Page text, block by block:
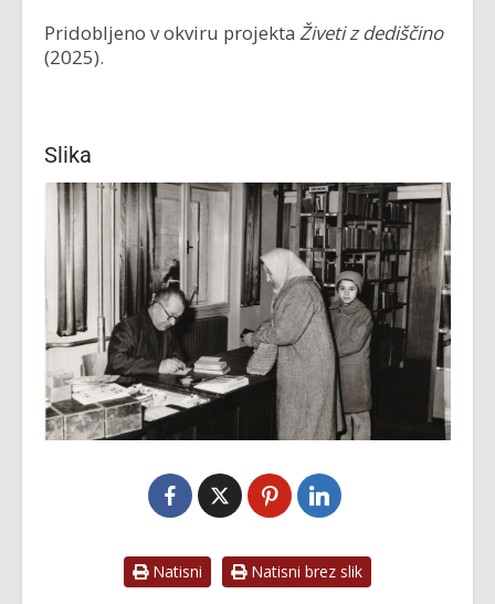
Pridobljeno v okviru projekta Živeti z dediščino
(2025).
Slika
Natisni Natisni brez slik